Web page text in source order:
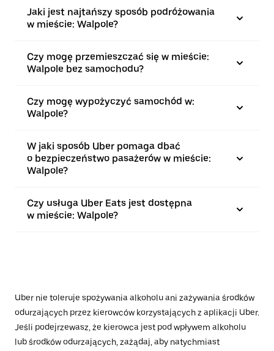
Jaki jest najtańszy sposób podróżowania
w mieście: Walpole?
Czy mogę przemieszczać się w mieście:
Walpole bez samochodu?
Czy mogę wypożyczyć samochód w:
Walpole?
W jaki sposób Uber pomaga dbać
o bezpieczeństwo pasażerów w mieście:
Walpole?
Czy usługa Uber Eats jest dostępna
w mieście: Walpole?
Uber nie toleruje spożywania alkoholu ani zażywania środków
odurzających przez kierowców korzystających z aplikacji Uber.
Jeśli podejrzewasz, że kierowca jest pod wpływem alkoholu
lub środków odurzających, zażądaj, aby natychmiast